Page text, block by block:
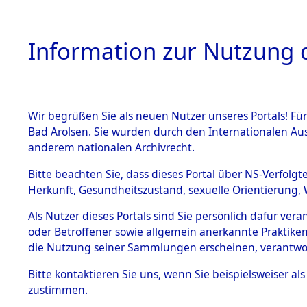
HOME
BESTÄNDE
Inhaftierungsdoku
mente
5. Verschiedenes
Todesmärsche
5.3.1 Alliierte
vorm
Leichen
Information zur Nutzung
Wir begrüßen Sie als neuen Nutzer unseres Portals!
Bad Arolsen. Sie wurden durch den Internationalen
anderem nationalen Archivrecht.
Bitte beachten Sie, dass dieses Portal über NS-
Herkunft, Gesundheitszustand, sexuelle
Als Nutzer dieses Portals sind Sie persönlich dafür
oder Betroffener sowie allgemein anerkannte
die Nutzung seiner Sammlungen erscheinen,
Bitte kontaktieren Sie uns, wenn Sie beispielsweiser
zustimmen.